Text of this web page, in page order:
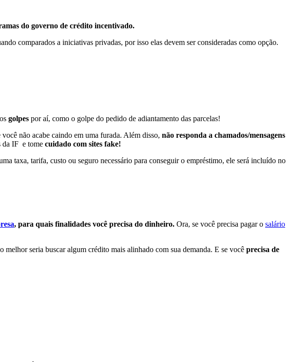
do governo de crédito incentivado.
comparados a iniciativas privadas, por isso elas devem ser consideradas como opção.
golpes por aí, como o golpe do pedido de adiantamento das parcelas!
não acabe caindo em uma furada. Além disso, não responda a chamados/mensagens
da IF e tome cuidado com sites fake!
taxa, tarifa, custo ou seguro necessário para conseguir o empréstimo, ele será incluído no
, para quais finalidades você precisa do dinheiro. Ora, se você precisa pagar o salário
melhor seria buscar algum crédito mais alinhado com sua demanda. E se você precisa de